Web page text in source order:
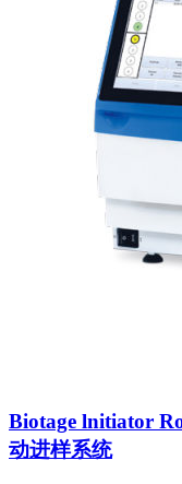
Biotage lnitiator
动进样系统